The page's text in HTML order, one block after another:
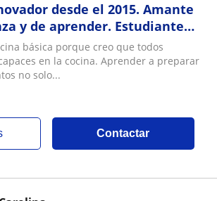
desde el 2015. Amante
y de aprender. Estudiante
e inspiración de muchos
básica porque creo que todos
en la cocina. Aprender a preparar
no solo...
Contactar